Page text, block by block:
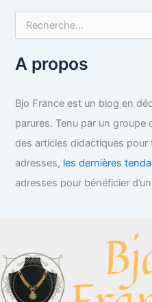
h
e
c
e
r
:
A propos
Bjo France est un blog en
parures. Tenu par un groupe
des articles didactiques pour
adresses, les dernières
adresses pour bénéficier d’un